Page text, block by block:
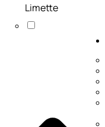
Limette